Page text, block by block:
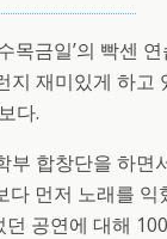
목금일’의 빡센
지 재미있게 하고
다.
부 합창단을 하면
다 먼저 노래를 익
공연에 대해